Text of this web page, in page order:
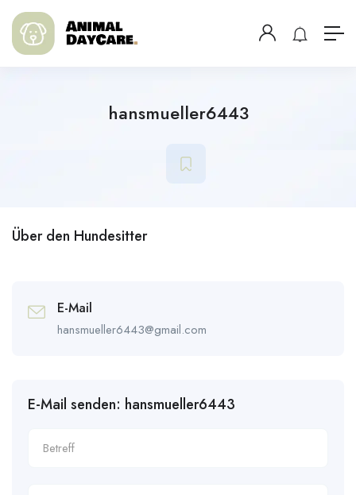
hansmueller6443
Über den Hundesitter
E-Mail
hansmueller6443@gmail.com
E-Mail senden: hansmueller6443